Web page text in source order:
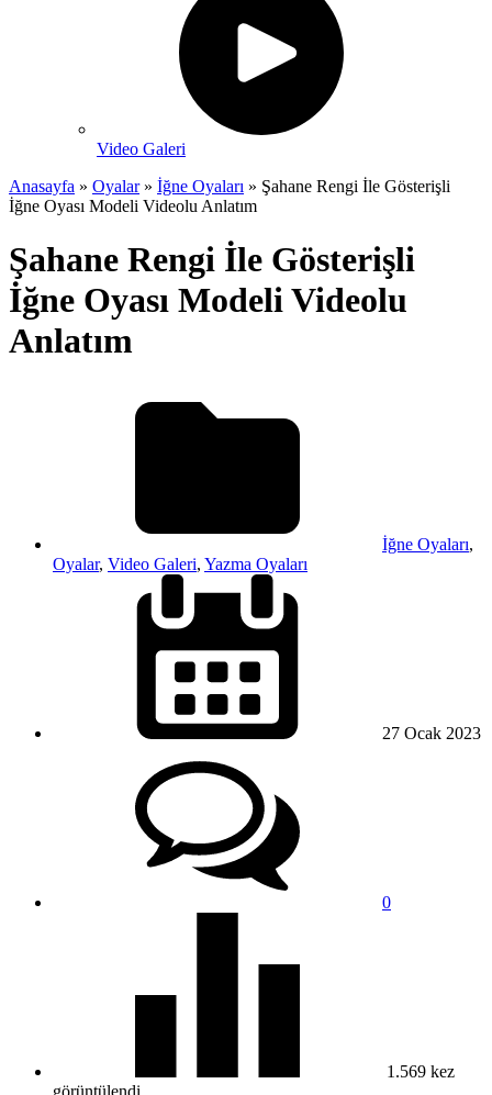
Video Galeri
Anasayfa » Oyalar » İğne Oyaları » Şahane Rengi İle Gösterişli
İğne Oyası Modeli Videolu Anlatım
Şahane Rengi İle Gösterişli
İğne Oyası Modeli Videolu
Anlatım
İğne Oyaları,
Oyalar, Video Galeri, Yazma Oyaları
27 Ocak 2023
0
1.569 kez
görüntülendi.